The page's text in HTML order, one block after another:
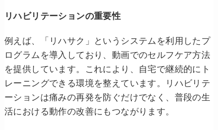
リハビリテーションの重要性
例えば、「リハサク」というシステムを利用したプ
ログラムを導入しており、動画でのセルフケア方法
を提供しています。これにより、自宅で継続的にト
レーニングできる環境を整えています。リハビリテ
ーションは痛みの再発を防ぐだけでなく、普段の生
活における動作の改善にもつながります。